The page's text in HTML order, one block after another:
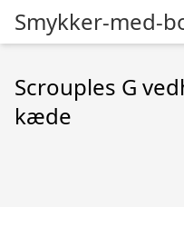
Smykker-med-
Scrouples G
kæde